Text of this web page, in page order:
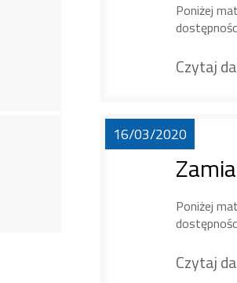
Poniżej
Czytaj
16/03/2020
Poniżej
Czytaj